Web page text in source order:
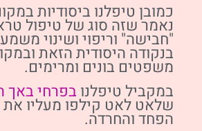
כמובן טיפלנו ביסודיות
נאמר שזה סוג של טיפול
"חבישה" וריפוי ושינוי
בנקודה היסודית הזאת
משפטים בונים ומרימים.
במקביל טיפלנו בפרחי באך
שלאט לאט קילפו מעליו
הפחד והחרדה.